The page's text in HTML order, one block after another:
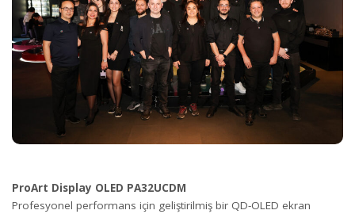
ProArt Display OLED PA32UCDM
Profesyonel performans için geliştirilmiş bir QD-OLED ekran